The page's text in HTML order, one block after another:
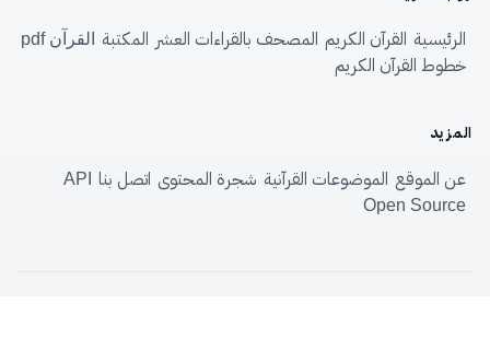
الرئيسية القرآن الكريم المصحف بالقراءات العشر المكتبة القرآن pdf
خطوط القرآن الكريم
المزيد
عن الموقع الموضوعات القرآنية شجرة المحتوى اتصل بنا
API
Open Source